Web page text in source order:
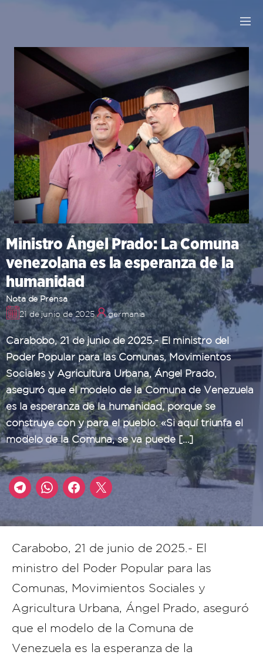
Ministro Ángel Prado: La Comuna
venezolana es la esperanza de la
humanidad
Nota de Prensa
21 de junio de 2025
germania
Carabobo, 21 de junio de 2025.- El ministro del
Poder Popular para las Comunas, Movimientos
Sociales y Agricultura Urbana, Ángel Prado,
aseguró que el modelo de la Comuna de Venezuela
es la esperanza de la humanidad, porque se
construye con y para el pueblo. «Si aquí triunfa el
modelo de la Comuna, se va puede […]
Carabobo, 21 de junio de 2025.- El
ministro del Poder Popular para las
Comunas, Movimientos Sociales y
Agricultura Urbana, Ángel Prado, aseguró
que el modelo de la Comuna de
Venezuela es la esperanza de la